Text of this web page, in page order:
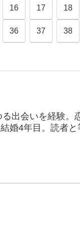
16 17 18
36 37 38
出会いを経験。
婚4年目。読者